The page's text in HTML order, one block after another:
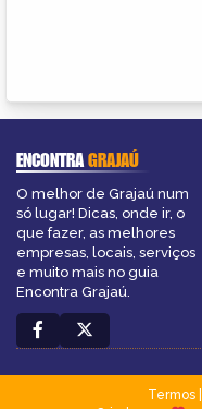
ENCONTRAGRAJAÚ
O melhor de Grajaú num
só lugar! Dicas, onde ir, o
que fazer, as melhores
empresas, locais, serviços
e muito mais no guia
Encontra Grajaú.
Termos|